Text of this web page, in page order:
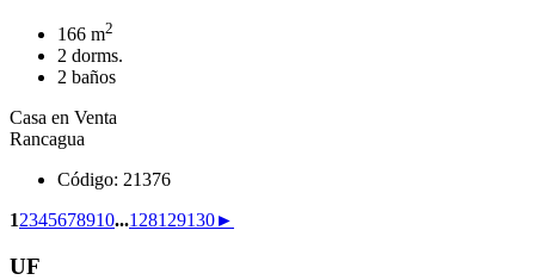
166 m2
2 dorms.
2 baños
Casa en Venta
Rancagua
Código: 21376
12345678910...128129130►
UF